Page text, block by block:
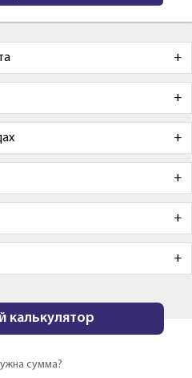
калькулятор
сумма?